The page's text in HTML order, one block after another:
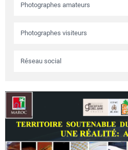
Photographes amateurs
Photographes visiteurs
Réseau social